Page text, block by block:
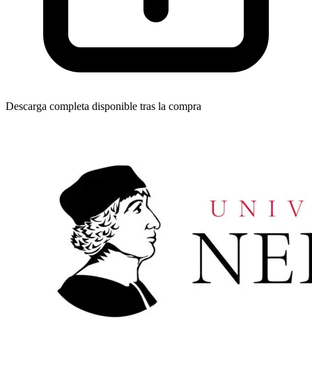
Descarga completa disponible tras la compra